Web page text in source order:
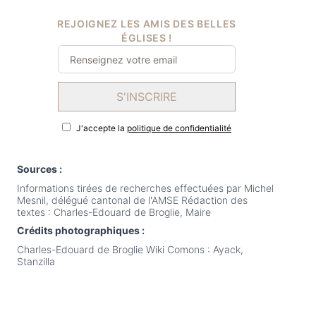
REJOIGNEZ LES AMIS DES BELLES
ÉGLISES !
S'INSCRIRE
J'accepte la politique de confidentialité
Sources :
Informations tirées de recherches effectuées par Michel
Mesnil, délégué cantonal de l'AMSE Rédaction des
textes : Charles-Edouard de Broglie, Maire
Crédits photographiques :
Charles-Edouard de Broglie Wiki Comons : Ayack,
Stanzilla